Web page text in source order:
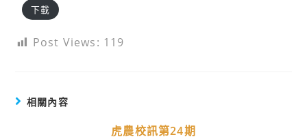
下載
Post Views: 119
相關內容
虎農校訊第24期